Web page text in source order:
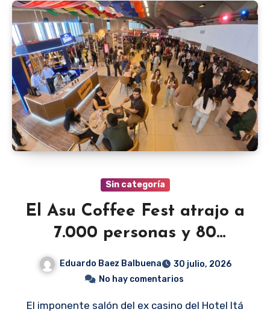
Sin categoría
El Asu Coffee Fest atrajo a
7.000 personas y 80
Eduardo Baez Balbuena
30 julio, 2026
No hay comentarios
El imponente salón del ex casino del Hotel Itá